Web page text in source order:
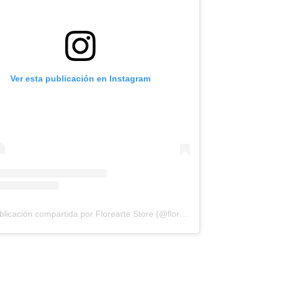
Ver esta publicación en Instagram
Una publicación compartida por Florearte Store (@floreartestore)